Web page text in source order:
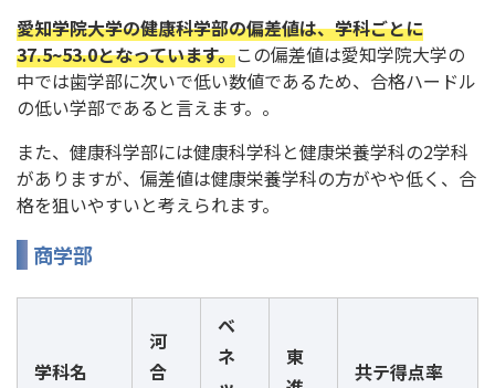
愛知学院大学の健康科学部の偏差値は、学科ごとに
37.5~53.0となっています。この偏差値は愛知学院大学の
中では歯学部に次いで低い数値であるため、合格ハードル
の低い学部であると言えます。。
また、健康科学部には健康科学科と健康栄養学科の2学科
がありますが、偏差値は健康栄養学科の方がやや低く、合
格を狙いやすいと考えられます。
商学部
学科名
河
合
ベ
ネ
東
共テ得点率